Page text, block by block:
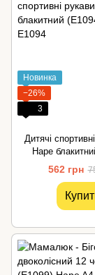
Новинка
−26%
3
Дитячі
Hape
562 грн